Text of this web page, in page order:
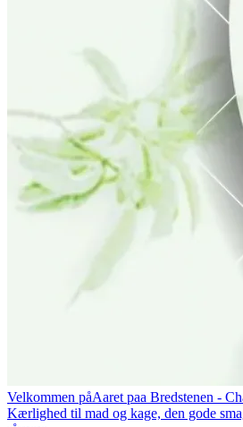
Velkommen påAaret paa Bredstenen -
Kærlighed til mad og kage, den gode